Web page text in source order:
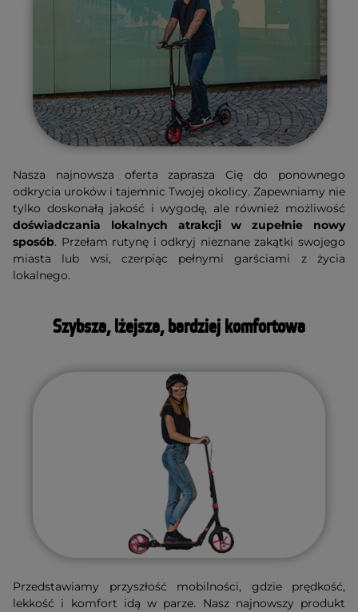
Nasza najnowsza oferta zaprasza Cię do ponownego
odkrycia uroków i tajemnic Twojej okolicy. Zapewniamy nie
tylko doskonałą jakość i wygodę, ale również możliwość
doświadczania lokalnych atrakcji w zupełnie nowy
sposób. Przełam rutynę i odkryj nieznane zakątki swojego
miasta lub wsi, czerpiąc pełnymi garściami z życia
lokalnego.
Szybsza, lżejsza, bardziej komfortowa
Przedstawiamy przyszłość mobilności, gdzie prędkość,
lekkość i komfort idą w parze. Nasz najnowszy produkt